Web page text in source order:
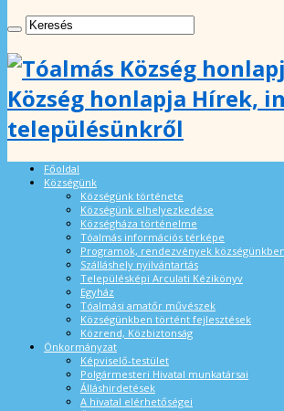
Község honlapja Hírek,
településünkről
Főoldal
Községünk
Községünk története
Községünk elhelyezkedése
Községháza történelme
Tóalmás információs térképe
Programok, rendezvények községünkben
Szálláshely nyilvántartás
Településképi Arculati Kézikönyv
Egyház
Tóalmási amatőr művészek
Községünkben történt fejlesztések
Közrend, Közbiztonság
Önkormányzat
Képviselő-testület
Polgármesteri Hivatal munkatársai
Álláshirdetések
A hivatal elérhetőségei